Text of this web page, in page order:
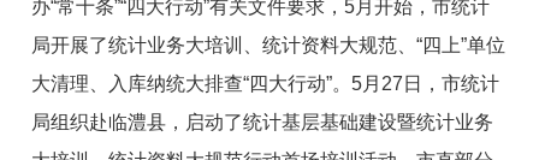
办“常十条”“四大行动”有关文件要求，5月开始，市统计
局开展了统计业务大培训、统计资料大规范、“四上”单位
大清理、入库纳统大排查“四大行动”。5月27日，市统计
局组织赴临澧县，启动了统计基层基础建设暨统计业务